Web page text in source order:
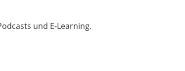
und E-Learning.